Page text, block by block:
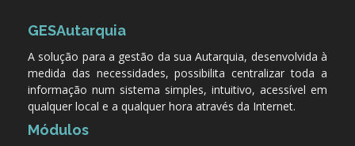
GESAutarquia
A solução para a gestão da sua Autarquia, desenvolvida à
medida das necessidades, possibilita centralizar toda a
informação num sistema simples, intuitivo, acessível em
qualquer local e a qualquer hora através da Internet.
Módulos